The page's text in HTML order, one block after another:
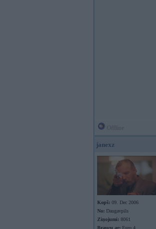
janexz
Kopš: 09. Dec 2006
No: Daugavpils
Ziņojumi: 8061
Braucu ar: Euro 4